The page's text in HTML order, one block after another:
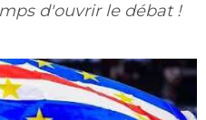
d'ouvrir le débat !